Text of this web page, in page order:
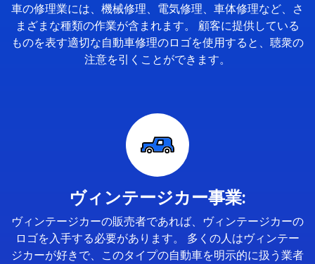
車の修理業には、機械修理、電気修理、車体修理など、さ
まざまな種類の作業が含まれます。 顧客に提供している
ものを表す適切な自動車修理のロゴを使用すると、聴衆の
注意を引くことができます。
ヴィンテージカー事業:
ヴィンテージカーの販売者であれば、ヴィンテージカーの
ロゴを入手する必要があります。 多くの人はヴィンテー
ジカーが好きで、このタイプの自動車を明示的に扱う業者